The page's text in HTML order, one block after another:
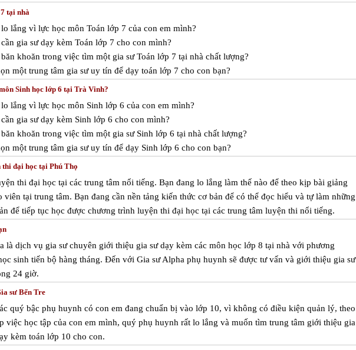
tại nhà
lắng vì lực học môn Toán lớp 7 của con em mình?
gia sư dạy kèm Toán lớp 7 cho con mình?
khoăn trong việc tìm một gia sư Toán lớp 7 tại nhà chất lượng?
một trung tâm gia sư uy tín để dạy toán lớp 7 cho con bạn?
Sinh học lớp 6 tại Trà Vinh?
lắng vì lực học môn Sinh lớp 6 của con em mình?
gia sư dạy kèm Sinh lớp 6 cho con mình?
khoăn trong việc tìm một gia sư Sinh lớp 6 tại nhà chất lượng?
một trung tâm gia sư uy tín để dạy Sinh lớp 6 cho con bạn?
đại học tại Phú Thọ
thi đại học tại các trung tâm nổi tiếng. Bạn đang lo lắng làm thế nào để theo kịp bài giảng
viên tại trung tâm. Bạn đang cần nền tảng kiến thức cơ bản để có thể đọc hiểu và tự làm những
để tiếp tục học được chương trình luyện thi đại học tại các trung tâm luyện thi nổi tiếng.
là dịch vụ gia sư chuyên giới thiệu gia sư dạy kèm các môn học lớp 8 tại nhà với phương
sinh tiến bộ hàng tháng. Đến với Gia sư Alpha phụ huynh sẽ được tư vấn và giới thiệu gia sư
24 giờ.
sư Bến Tre
quý bậc phụ huynh có con em đang chuẩn bị vào lớp 10, vì không có điều kiện quản lý, theo
việc học tập của con em mình, quý phụ huynh rất lo lắng và muốn tìm trung tâm giới thiệu gia
kèm toán lớp 10 cho con.